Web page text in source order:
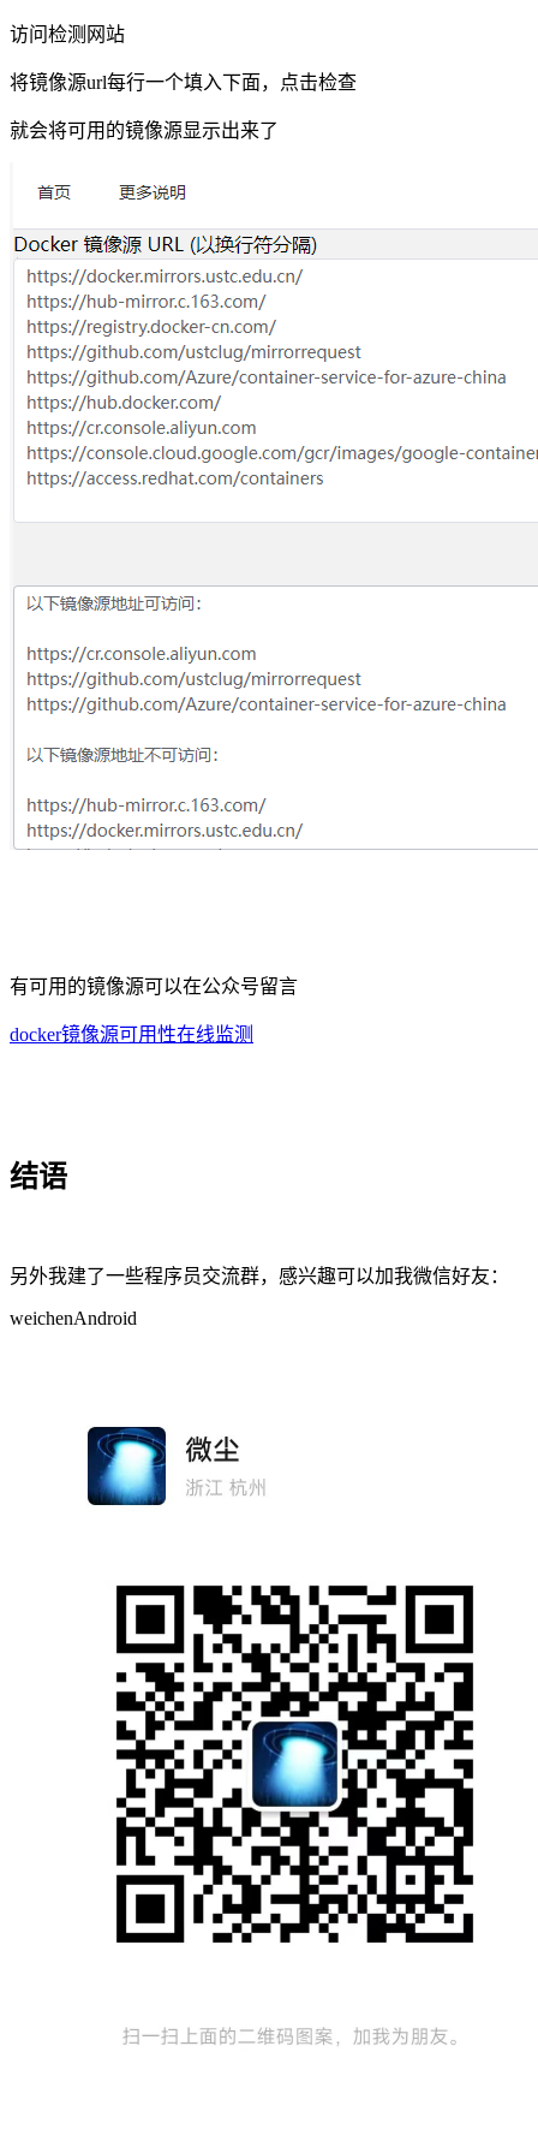
访问检测网站
将镜像源url每行一个填入下面，点击检查
就会将可用的镜像源显示出来了
有可用的镜像源可以在公众号留言
docker镜像源可用性在线监测
结语
另外我建了一些程序员交流群，感兴趣可以加我微信好友：
weichenAndroid